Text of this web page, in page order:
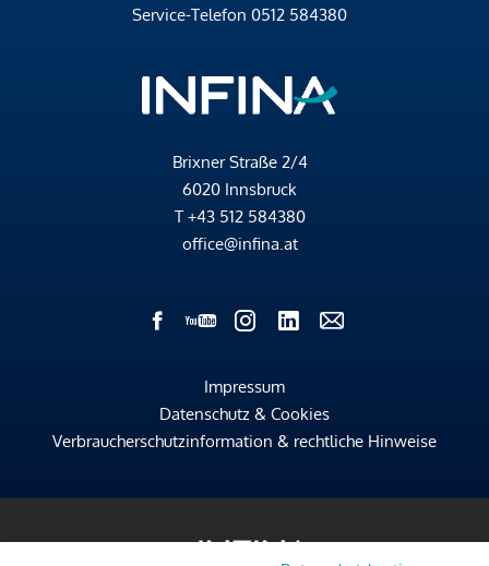
Service-Telefon 0512 584380
Brixner Straße 2/4
6020 Innsbruck
T +43 512 584380
office@infina.at
Impressum
Datenschutz & Cookies
Verbraucherschutzinformation & rechtliche Hinweise